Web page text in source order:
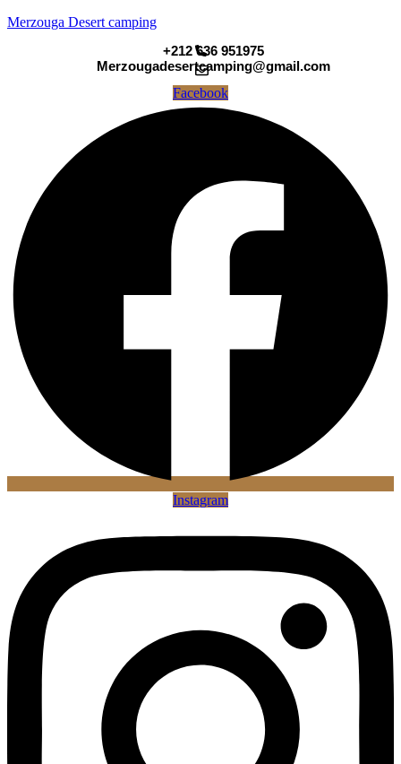
Merzouga Desert camping
+212 636 951975
Merzougadesertcamping@gmail.com
Facebook
Instagram